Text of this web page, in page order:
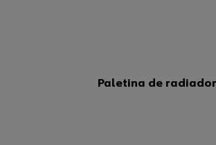
Paletina de radiador